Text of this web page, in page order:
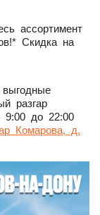
ассортимент
Скидка на
выгодные
разгар
9:00 до 22:00
Комарова, д.